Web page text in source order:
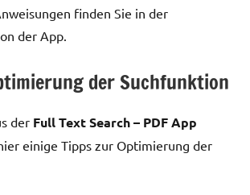
finden Sie in der
der App.
der Suchfunktion
der Full Text Search – PDF App
einige Tipps zur Optimierung der